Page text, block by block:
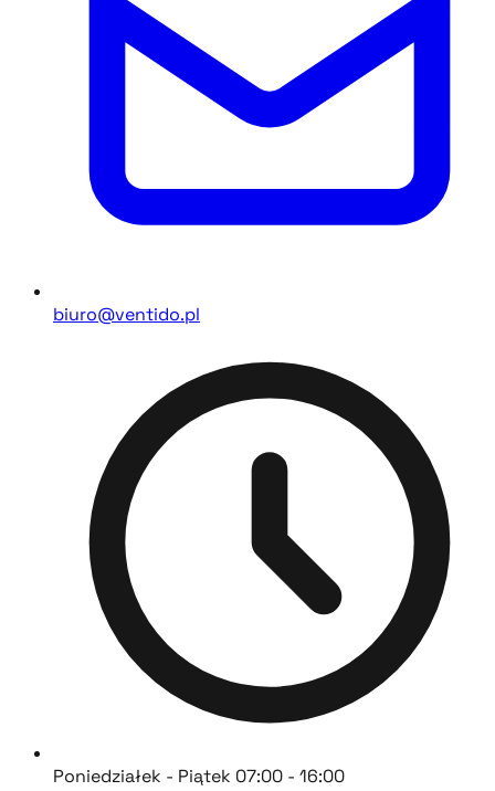
biuro@ventido.pl
Poniedziałek - Piątek 07:00 - 16:00